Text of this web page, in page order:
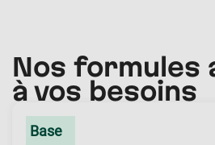
Nos formules
à vos besoins
Base